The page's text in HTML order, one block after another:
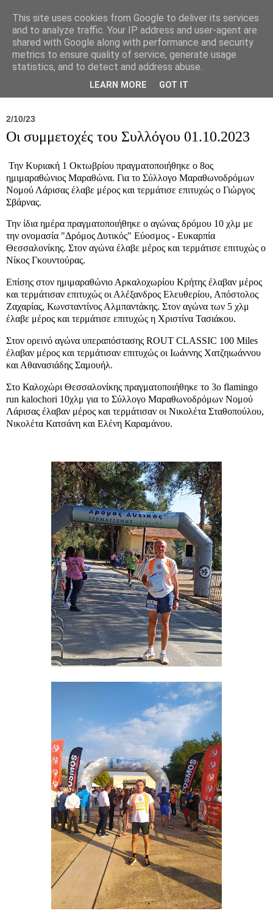
Σύλλογος Ιπποκράτειος
2/10/23
Οι συμμετοχές του Συλλόγου 01.10.2023
Την Κυριακή 1 Οκτωβρίου πραγματοποιήθηκε ο 8ος
ημιμαραθώνιος Μαραθώνα. Για το Σύλλογο Μαραθωνοδρόμων
Νομού Λάρισας έλαβε μέρος και τερμάτισε επιτυχώς ο Γιώργος
Σβάρνας.
Την ίδια ημέρα πραγματοποιήθηκε ο αγώνας δρόμου 10 χλμ με
την ονομασία "Δρόμος Δυτικός" Εύοσμος - Ευκαρπία
Θεσσαλονίκης. Στον αγώνα έλαβε μέρος και τερμάτισε επιτυχώς ο
Νίκος Γκουντούρας.
Επίσης στον ημιμαραθώνιο Αρκαλοχωρίου Κρήτης έλαβαν μέρος
και τερμάτισαν επιτυχώς οι Αλέξανδρος Ελευθερίου, Απόστολος
Ζαχαρίας, Κωνσταντίνος Αλμπαντάκης. Στον αγώνα των 5 χλμ
έλαβε μέρος και τερμάτισε επιτυχώς η Χριστίνα Τασιάκου.
Στον ορεινό αγώνα υπεραπόστασης ROUT CLASSIC 100 Miles
έλαβαν μέρος και τερμάτισαν επιτυχώς οι Ιωάννης Χατζηιωάννου
και Αθανασιάδης Σαμουήλ.
Στο Καλοχώρι Θεσσαλονίκης πραγματοποιήθηκε το 3ο flamingo
run kalochori 10χλμ για το Σύλλογο Μαραθωνοδρόμων Νομού
Λάρισας έλαβαν μέρος και τερμάτισαν οι Νικολέτα Σταθοπούλου,
Νικολέτα Κατσάνη και Ελένη Καραμάνου.
This site uses cookies from Google to deliver its services
and to analyze traffic. Your IP address and user-agent are
shared with Google along with performance and security
metrics to ensure quality of service, generate usage
statistics, and to detect and address abuse.
LEARN MORE GOT IT